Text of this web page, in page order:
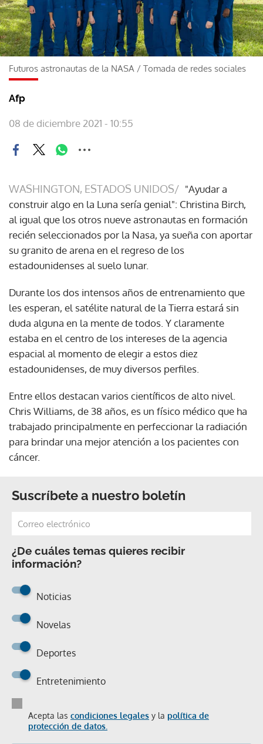
Futuros astronautas de la NASA / Tomada de redes sociales
Afp
08 de diciembre 2021 - 10:55
WASHINGTON, ESTADOS UNIDOS/ "Ayudar a
construir algo en la Luna sería genial": Christina Birch,
al igual que los otros nueve astronautas en formación
recién seleccionados por la Nasa, ya sueña con aportar
su granito de arena en el regreso de los
estadounidenses al suelo lunar.
Durante los dos intensos años de entrenamiento que
les esperan, el satélite natural de la Tierra estará sin
duda alguna en la mente de todos. Y claramente
estaba en el centro de los intereses de la agencia
espacial al momento de elegir a estos diez
estadounidenses, de muy diversos perfiles.
Entre ellos destacan varios científicos de alto nivel.
Chris Williams, de 38 años, es un físico médico que ha
trabajado principalmente en perfeccionar la radiación
para brindar una mejor atención a los pacientes con
cáncer.
Suscríbete a nuestro boletín
¿De cuáles temas quieres recibir
información?
Noticias
Novelas
Deportes
Entretenimiento
Acepta las condiciones legales y la política de
protección de datos.